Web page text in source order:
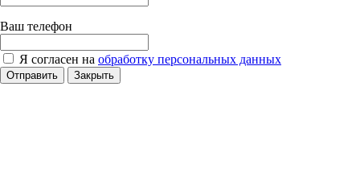
Ваш телефон
Я согласен на обработку персональных данных
Отправить Закрыть